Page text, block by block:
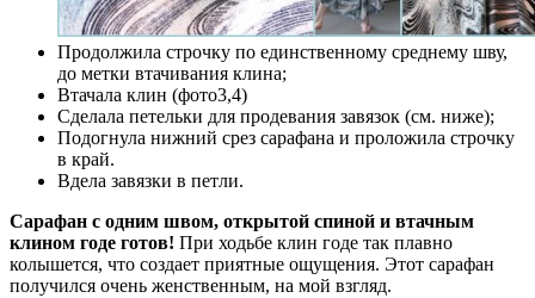
Продолжила строчку по единственному среднему шву,
до метки втачивания клина;
Втачала клин (фото3,4)
Сделала петельки для продевания завязок (см. ниже);
Подогнула нижний срез сарафана и проложила строчку
в край.
Вдела завязки в петли.
Сарафан с одним швом, открытой спиной и втачным
клином годе готов! При ходьбе клин годе так плавно
колышется, что создает приятные ощущения. Этот сарафан
получился очень женственным, на мой взгляд.